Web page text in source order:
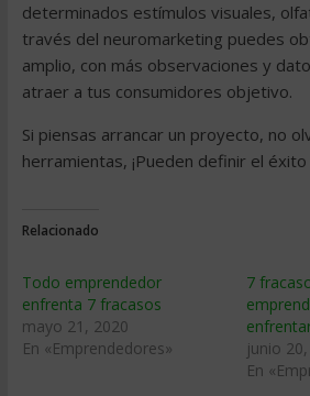
determinados estímulos visuales,
través del neuromarketing puedes
amplio, con más observaciones y
atraer a tus consumidores objetivo.
Si piensas arrancar un proyecto, no
herramientas, ¡Pueden definir el
Relacionado
Todo emprendedor
enfrenta 7 fracasos
mayo 21, 2020
En «Emprendedores»
7
junio
En